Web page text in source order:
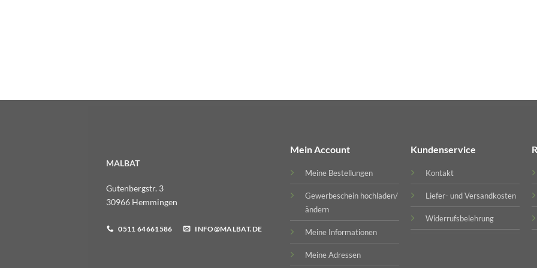
MALBAT
Gutenbergstr. 3
30966 Hemmingen
0511 64661586 INFO@MALBAT.DE
Mein Account
Meine Bestellungen
Gewerbeschein hochladen/
ändern
Meine Informationen
Meine Adressen
Kundenservice
Kontakt
Liefer- und Versandkosten
Widerrufsbelehrung